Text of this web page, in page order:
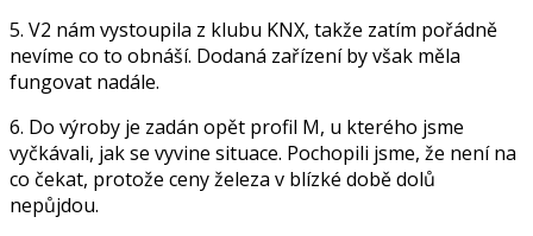
5. V2 nám vystoupila z klubu KNX, takže zatím pořádně
nevíme co to obnáší. Dodaná zařízení by však měla
fungovat nadále.
6. Do výroby je zadán opět profil M, u kterého jsme
vyčkávali, jak se vyvine situace. Pochopili jsme, že není na
co čekat, protože ceny železa v blízké době dolů
nepůjdou.